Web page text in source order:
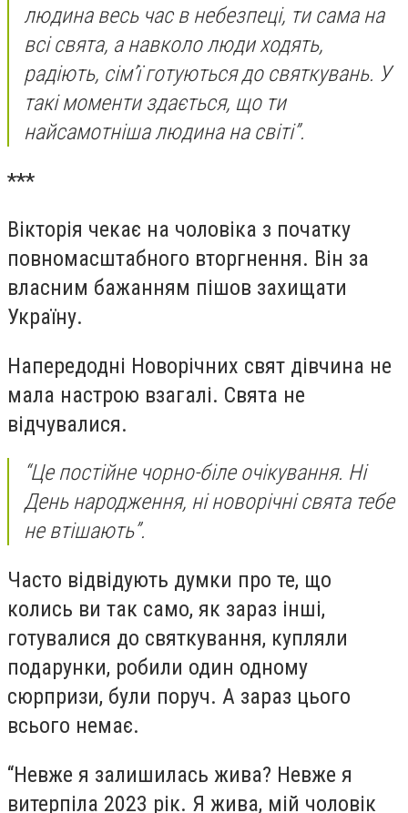
людина весь час в небезпеці, ти сама на
всі свята, а навколо люди ходять,
радіють, сім’ї готуються до святкувань. У
такі моменти здається, що ти
найсамотніша людина на світі”.
***
Вікторія чекає на чоловіка з початку
повномасштабного вторгнення. Він за
власним бажанням пішов захищати
Україну.
Напередодні Новорічних свят дівчина не
мала настрою взагалі. Свята не
відчувалися.
“Це постійне чорно-біле очікування. Ні
День народження, ні новорічні свята тебе
не втішають”.
Часто відвідують думки про те, що
колись ви так само, як зараз інші,
готувалися до святкування, купляли
подарунки, робили один одному
сюрпризи, були поруч. А зараз цього
всього немає.
“Невже я залишилась жива? Невже я
витерпіла 2023 рік. Я жива, мій чоловік